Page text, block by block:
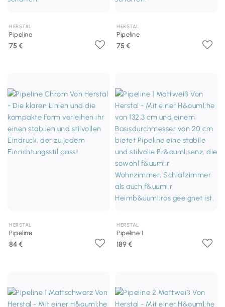
HERSTAL
Pipeline
75 €
HERSTAL
Pipeline
75 €
HERSTAL
Pipeline
84 €
HERSTAL
Pipeline 1
189 €